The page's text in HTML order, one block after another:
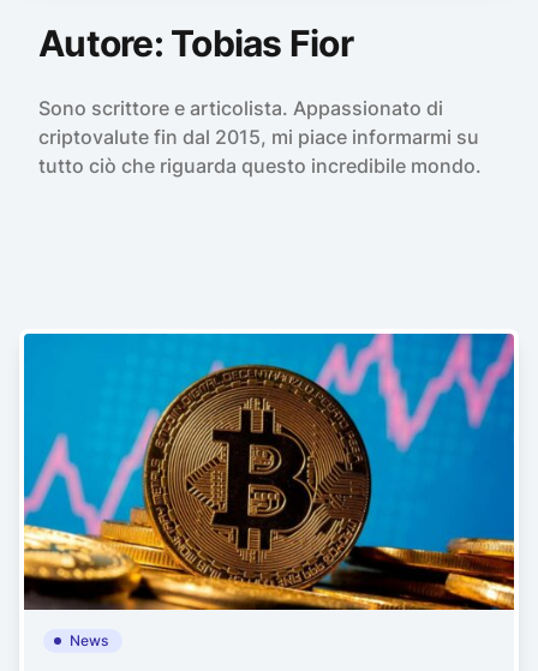
Autore: Tobias Fior
Sono scrittore e articolista. Appassionato di
criptovalute fin dal 2015, mi piace informarmi su
tutto ciò che riguarda questo incredibile mondo.
News